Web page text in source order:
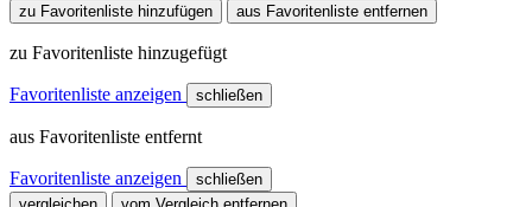
zu Favoritenliste hinzufügen aus Favoritenliste entfernen
zu Favoritenliste hinzugefügt
Favoritenliste anzeigen schließen
aus Favoritenliste entfernt
Favoritenliste anzeigen
schließen